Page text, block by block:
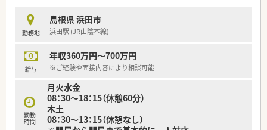
■外来患者様への対応に加えて、居宅や施設への在宅業務にも携
わっていただき、地域の医療インフラを最前線で支えます。
■かかりつけ薬剤師としての役割を担い、患者様の服薬状況を継
【職場環境と雰囲気】
常に明るくあたたかな雰囲気が大きな魅力の職場です。
■普段からコミュニケーションが活発に行われているため、業務
上のカンファレンスや相談事もスムーズに進められます。
■性別に関係なく子育てと仕事を両立しやすいサポート体制が
勤務地
島根県 浜田市
浜田駅 (JR山陰本線)
給与
年収360万円～700万円
※ご経験や面接内容により相談可能
勤務
時間
月火水金
08：30～18：15（休憩60分）
木土
08：30～13：15（休憩なし）